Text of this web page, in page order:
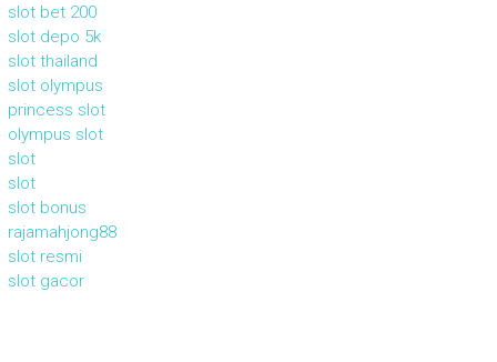
slot bet 200
slot depo 5k
slot thailand
slot olympus
princess slot
olympus slot
slot
slot
slot bonus
rajamahjong88
slot resmi
slot gacor